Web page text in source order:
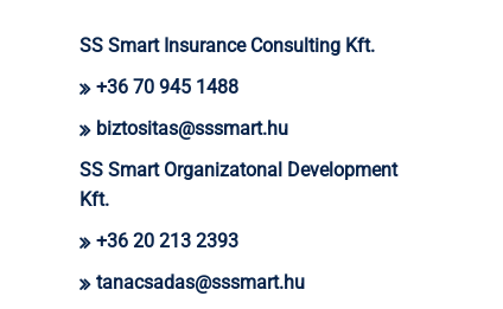
SS Smart Insurance Consulting Kft.
+36 70 945 1488
biztositas@sssmart.hu
SS Smart Organizatonal Development
Kft.
+36 20 213 2393
tanacsadas@sssmart.hu